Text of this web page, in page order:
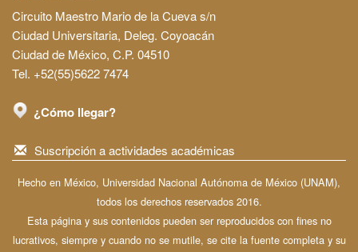
Circuito Maestro Mario de la Cueva s/n
Ciudad Universitaria, Deleg. Coyoacán
Ciudad de México, C.P. 04510
Tel. +52(55)5622 7474
¿Cómo llegar?
Suscripción a actividades académicas
Hecho en México, Universidad Nacional Autónoma de México (UNAM),
todos los derechos reservados 2016.
Esta página y sus contenidos pueden ser reproducidos con fines no
lucrativos, siempre y cuando no se mutile, se cite la fuente completa y su